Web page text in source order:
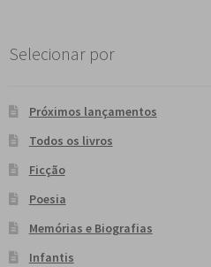
Selecionar por
Próximos lançamentos
Todos os livros
Ficção
Poesia
Memórias e Biografias
Infantis